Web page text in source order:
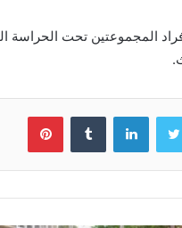
المجموعتين تحت الحراسة
تويتر لينكدإن